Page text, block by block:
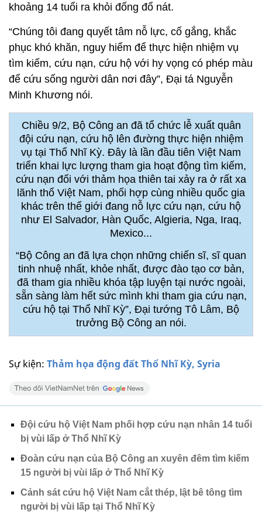
Sự kiện: Thảm họa động đất Thổ Nhĩ Kỳ, Syria
khoảng 14 tuổi ra khỏi đống đổ nát.
“Chúng tôi đang quyết tâm nỗ lực, cố gắng, khắc
phục khó khăn, nguy hiểm để thực hiện nhiệm vụ
tìm kiếm, cứu nạn, cứu hộ với hy vọng có phép màu
để cứu sống người dân nơi đây”, Đại tá Nguyễn
Minh Khương nói.
Chiều 9/2, Bộ Công an đã tổ chức lễ xuất quân
đội cứu nạn, cứu hộ lên đường thực hiện nhiệm
vụ tại Thổ Nhĩ Kỳ. Đây là lần đầu tiên Việt Nam
triển khai lực lượng tham gia hoạt động tìm kiếm,
cứu nạn đối với thảm họa thiên tai xảy ra ở rất xa
lãnh thổ Việt Nam, phối hợp cùng nhiều quốc gia
khác trên thế giới đang nỗ lực cứu nạn, cứu hộ
như El Salvador, Hàn Quốc, Algieria, Nga, Iraq,
Mexico...
“Bộ Công an đã lựa chọn những chiến sĩ, sĩ quan
tinh nhuệ nhất, khỏe nhất, được đào tạo cơ bản,
đã tham gia nhiều khóa tập luyện tại nước ngoài,
sẵn sàng làm hết sức mình khi tham gia cứu nạn,
cứu hộ tại Thổ Nhĩ Kỳ”, Đại tướng Tô Lâm, Bộ
trưởng Bộ Công an nói.
Đội cứu hộ Việt Nam phối hợp cứu nạn nhân 14 tuổi
bị vùi lấp ở Thổ Nhĩ Kỳ
Đoàn cứu nạn của Bộ Công an xuyên đêm tìm kiếm
15 người bị vùi lấp ở Thổ Nhĩ Kỳ
Cảnh sát cứu hộ Việt Nam cắt thép, lật bê tông tìm
người bị vùi lấp tại Thổ Nhĩ Kỳ